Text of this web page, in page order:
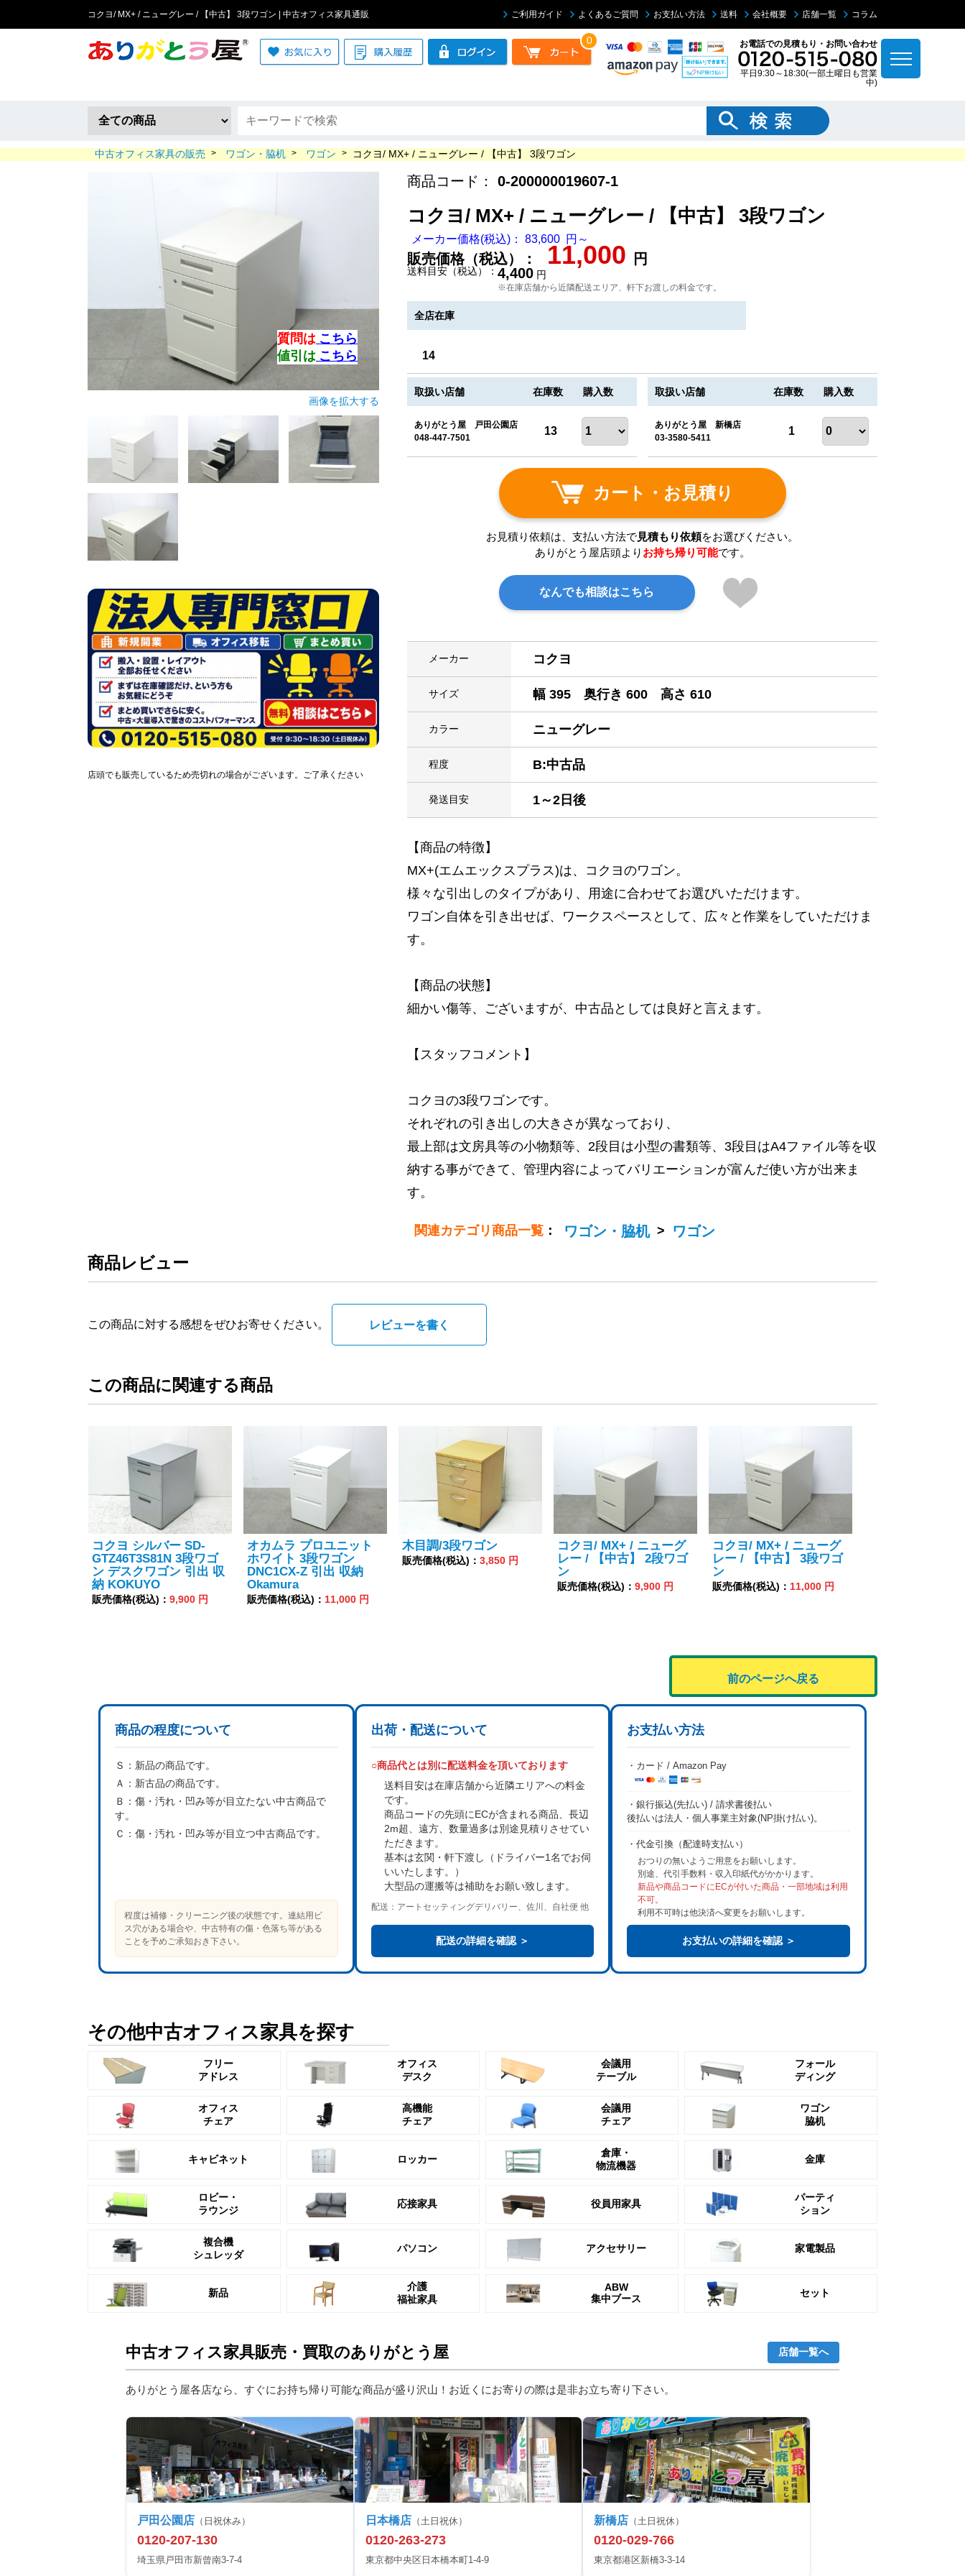
コクヨ/ MX+ / ニューグレー / 【中古】 3段ワゴン | 中古オフィス家具通販 ご利用ガイド よくあるご質問 お支払い方法 送料 会社概要 店舗一覧 コラム
0 お電話での見積もり・お問い合わせ
平日9:30～18:30(一部土曜日も営業
中)
中古オフィス家具の販売 > ワゴン・脇机 > ワゴン > コクヨ/ MX+ / ニューグレー / 【中古】 3段ワゴン
質問は こちら
値引は こちら
画像を拡大する
商品コード： 0-200000019607-1
コクヨ/ MX+ / ニューグレー / 【中古】 3段ワゴン
メーカー価格(税込)： 83,600 円～
販売価格（税込）： 11,000 円
送料目安（税込）： 4,400 円
※在庫店舗から近隣配送エリア、軒下お渡しの料金です。
全店在庫
14
取扱い店舗 在庫数 購入数 取扱い店舗 在庫数 購入数
ありがとう屋 戸田公園店
048-447-7501
13
ありがとう屋 新橋店
03-3580-5411
1
カート・お見積り
お見積り依頼は、支払い方法で見積もり依頼をお選びください。
ありがとう屋店頭より お持ち帰り可能です。
なんでも相談はこちら
メーカー コクヨ
サイズ 幅 395 奥行き 600 高さ 610
カラー ニューグレー
程度 B:中古品
発送目安 1～2日後
【商品の特徴】
MX+(エムエックスプラス)は、コクヨのワゴン。
様々な引出しのタイプがあり、用途に合わせてお選びいただけます。
ワゴン自体を引き出せば、ワークスペースとして、広々と作業をしていただけま
す。
【商品の状態】
細かい傷等、ございますが、中古品としては良好と言えます。
【スタッフコメント】
コクヨの3段ワゴンです。
それぞれの引き出しの大きさが異なっており、
最上部は文房具等の小物類等、2段目は小型の書類等、3段目はA4ファイル等を収
納する事ができて、管理内容によってバリエーションが富んだ使い方が出来ま
す。
関連カテゴリ商品一覧 ： ワゴン・脇机 > ワゴン
店頭でも販売しているため売切れの場合がございます。ご了承ください
商品レビュー
この商品に対する感想をぜひお寄せください。 レビューを書く
この商品に関連する商品
コクヨ シルバー SD-
GTZ46T3S81N 3段ワゴ
ン デスクワゴン 引出 収
納 KOKUYO
販売価格(税込)： 9,900 円
オカムラ プロユニット
ホワイト 3段ワゴン
DNC1CX-Z 引出 収納
Okamura
販売価格(税込)： 11,000 円
木目調/3段ワゴン
販売価格(税込)： 3,850 円
コクヨ/ MX+ / ニューグ
レー / 【中古】 2段ワゴ
ン
販売価格(税込)： 9,900 円
コクヨ/ MX+ / ニューグ
レー / 【中古】 3段ワゴ
ン
販売価格(税込)： 11,000 円
前のページへ戻る
商品の程度について
Ｓ： 新品の商品です。
Ａ： 新古品の商品です。
Ｂ： 傷・汚れ・凹み等が目立たない中古商品で
す。
Ｃ： 傷・汚れ・凹み等が目立つ中古商品です。
程度は補修・クリーニング後の状態です。連結用ビ
ス穴がある場合や、中古特有の傷・色落ち等がある
ことを予めご承知おき下さい。
出荷・配送について
○商品代とは別に配送料金を頂いております
送料目安は在庫店舗から近隣エリアへの料金
です。
商品コードの先頭にECが含まれる商品、長辺
2m超、遠方、数量過多は別途見積り させてい
ただきます。
基本は玄関・軒下渡し
（ドライバー1名でお伺
いいたします。）
大型品の運搬等は補助をお願い致します。
配送：アートセッティングデリバリー、佐川、自社便 他
配送の詳細を確認 ＞
お支払い方法
・カード / Amazon Pay
・銀行振込(先払い) / 請求書後払い
後払いは法人・個人事業主対象(NP掛け払い)。
・代金引換（配達時支払い）
おつりの無いようご用意をお願いします。
別途、代引手数料・収入印紙代がかかります。
新品や商品コードにECが付いた商品・一部地域は利用
不可。
利用不可時は他決済へ変更をお願いします。
お支払いの詳細を確認 ＞
その他中古オフィス家具を探す
フリー
アドレス
オフィス
デスク
会議用
テーブル
フォール
ディング
オフィス
チェア
高機能
チェア
会議用
チェア
ワゴン
脇机
キャビネット ロッカー
倉庫・
物流機器
金庫
ロビー・
ラウンジ
応接家具 役員用家具
パーティ
ション
複合機
シュレッダ
パソコン アクセサリー 家電製品
新品
介護
福祉家具
ABW
集中ブース
セット
中古オフィス家具販売・買取のありがとう屋 店舗一覧へ
ありがとう屋各店なら、すぐにお持ち帰り可能な商品が盛り沢山！お近くにお寄りの際は是非お立ち寄り下さい。
戸田公園店 （日祝休み）
0120-207-130
埼玉県戸田市新曾南3-7-4
日本橋店 （土日祝休）
0120-263-273
東京都中央区日本橋本町1-4-9
新橋店 （土日祝休）
0120-029-766
東京都港区新橋3-3-14